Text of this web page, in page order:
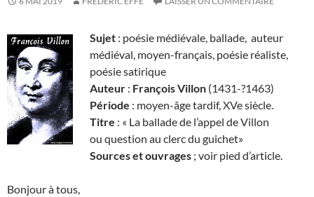
Sujet : poésie médiévale, ballade, auteur
médiéval, moyen-français, poésie réaliste,
poésie satirique
Auteur : François Villon (1431-?1463)
Période : moyen-âge tardif, XVe siècle.
Titre : « La ballade de l’appel de Villon
ou question au clerc du guichet»
Sources et ouvrages ; voir pied d’article.
Bonjour à tous,